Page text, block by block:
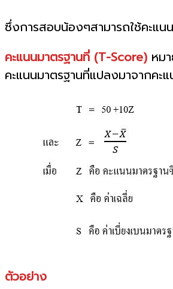
ซึ่งการสอบน้องๆสามารถใช้คะแ
คะแนนมาตรฐานที่ (T-Score) หม
คะแนนมาตรฐานที่แปลงมาจากค
ตัวอย่าง